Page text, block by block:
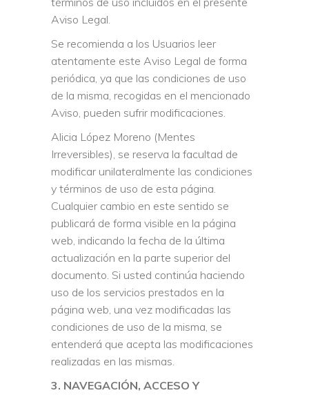
Aviso Legal.
Se recomienda a los Usuarios leer
atentamente este Aviso Legal de forma
periódica, ya que las condiciones de uso
de la misma, recogidas en el mencionado
Aviso, pueden sufrir modificaciones.
Alicia López Moreno (Mentes
Irreversibles), se reserva la facultad de
modificar unilateralmente las condiciones
y términos de uso de esta página.
Cualquier cambio en este sentido se
publicará de forma visible en la página
web, indicando la fecha de la última
actualización en la parte superior del
documento. Si usted continúa haciendo
uso de los servicios prestados en la
página web, una vez modificadas las
condiciones de uso de la misma, se
entenderá que acepta las modificaciones
realizadas en las mismas.
3. NAVEGACIÓN, ACCESO Y